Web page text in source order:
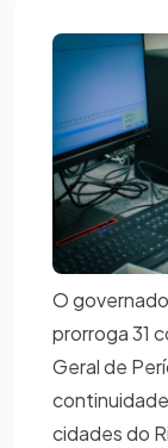
O
prorroga 31
Geral de
cidades do